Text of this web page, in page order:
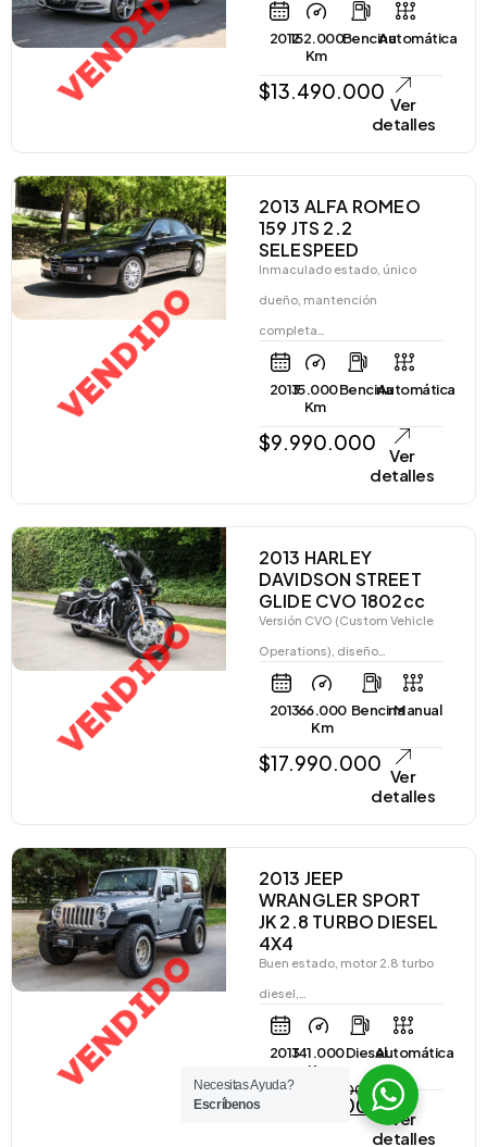
VENDIDO 2012152.000
Km
BencinaAutomática
$13.490.000
Ver
detalles
VENDIDO
2013 ALFA ROMEO
159 JTS 2.2
SELESPEED
Inmaculado estado, único
dueño, mantención
completa…
201315.000
Km
BencinaAutomática
$9.990.000
Ver
detalles
VENDIDO
2013 HARLEY
DAVIDSON STREET
GLIDE CVO 1802cc
Versión CVO (Custom Vehicle
Operations), diseño…
201366.000
Km
BencinaManual
$17.990.000
Ver
detalles
VENDIDO
2013 JEEP
WRANGLER SPORT
JK 2.8 TURBO DIESEL
4X4
Buen estado, motor 2.8 turbo
diesel,…
2013141.000
Km
DieselAutomática
$21.990.000
$ 19.990.000
Ver
detalles
Necesitas Ayuda?
Escríbenos